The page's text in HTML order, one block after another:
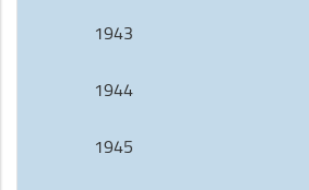
1943
1944
1945